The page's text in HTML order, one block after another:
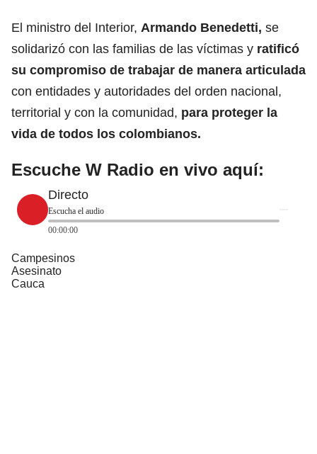
El ministro del Interior, Armando Benedetti, se
solidarizó con las familias de las víctimas y ratificó
su compromiso de trabajar de manera articulada
con entidades y autoridades del orden nacional,
territorial y con la comunidad, para proteger la
vida de todos los colombianos.
Escuche W Radio en vivo aquí:
Directo
Escucha el audio
00:00:00
Campesinos
Asesinato
Cauca